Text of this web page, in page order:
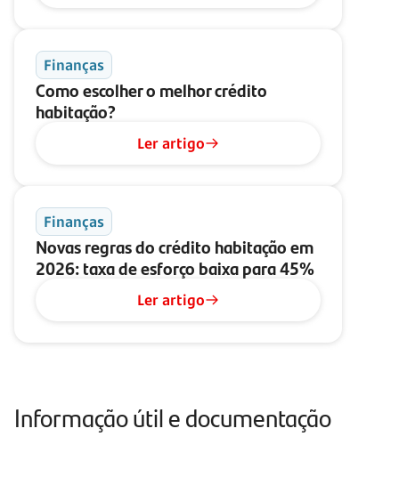
Finanças
Como escolher o melhor crédito
habitação?
Ler artigo
Finanças
Novas regras do crédito habitação em
2026: taxa de esforço baixa para 45%
Ler artigo
Informação útil e documentação